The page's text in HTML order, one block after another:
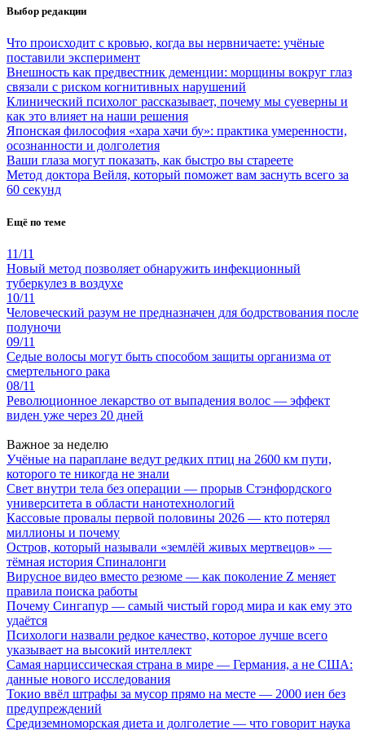
Выбор редакции
Что происходит с кровью, когда вы нервничаете: учёные
поставили эксперимент
Внешность как предвестник деменции: морщины вокруг глаз
связали с риском когнитивных нарушений
Клинический психолог рассказывает, почему мы суеверны и
как это влияет на наши решения
Японская философия «хара хачи бу»: практика умеренности,
осознанности и долголетия
Ваши глаза могут показать, как быстро вы стареете
Метод доктора Вейля, который поможет вам заснуть всего за
60 секунд
Ещё по теме
11/11
Новый метод позволяет обнаружить инфекционный
туберкулез в воздухе
10/11
Человеческий разум не предназначен для бодрствования после
полуночи
09/11
Седые волосы могут быть способом защиты организма от
смертельного рака
08/11
Революционное лекарство от выпадения волос — эффект
виден уже через 20 дней
Важное за неделю
Учёные на параплане ведут редких птиц на 2600 км пути,
которого те никогда не знали
Свет внутри тела без операции — прорыв Стэнфордского
университета в области нанотехнологий
Кассовые провалы первой половины 2026 — кто потерял
миллионы и почему
Остров, который называли «землёй живых мертвецов» —
тёмная история Спиналонги
Вирусное видео вместо резюме — как поколение Z меняет
правила поиска работы
Почему Сингапур — самый чистый город мира и как ему это
удаётся
Психологи назвали редкое качество, которое лучше всего
указывает на высокий интеллект
Самая нарциссическая страна в мире — Германия, а не США:
данные нового исследования
Токио ввёл штрафы за мусор прямо на месте — 2000 иен без
предупреждений
Средиземноморская диета и долголетие — что говорит наука